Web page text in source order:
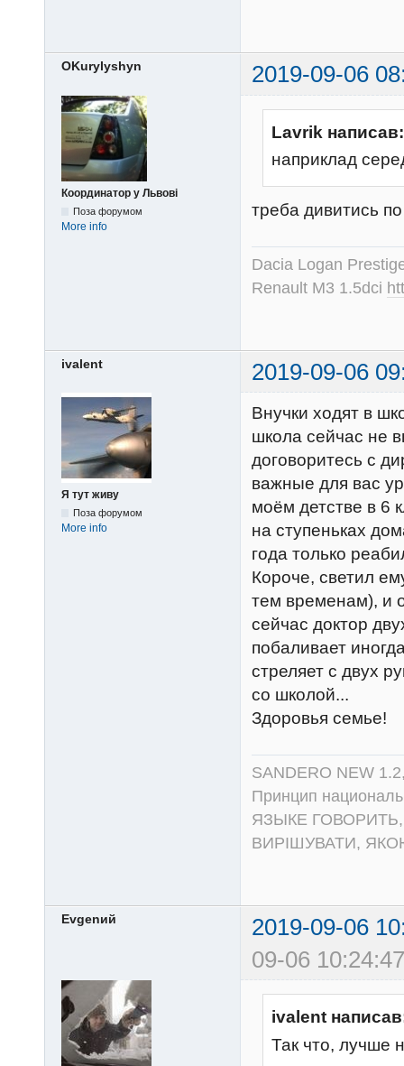
OKurylyshyn 2019-09-06
Координатор у Львові
Поза форумом
More info
Lavrik написав:
наприклад
треба дивитись
Dacia Logan
Renault M3 1.5dci
ivalent 2019-09-06
Я тут живу
Поза форумом
More info
Внучки ходят в
школа сейчас не
договоритесь с
важные для вас
моём детстве в 6
на ступеньках
года только
Короче, светил
тем временам), и
сейчас доктор
побаливает
стреляет с двух
со школой...
Здоровья семье!
SANDERO NEW
Принцип
ЯЗЫКЕ
ВИРIШУВАТИ,
Evgenий
2019-09-06
09-06
ivalent
Так что, лучше